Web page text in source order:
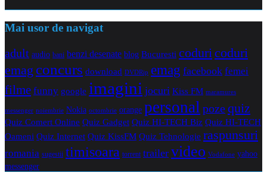
Mai usor de navigat
adult audio bani benzi desenate blog Bucuresti coduricoduri
emag concurs download DVDRip emag facebook femei
filme funny google imagini jocuri Kiss FM maramures
messenger noiembrie Nokia octombrie orange personal pozequiz
Quiz Comert Online Quiz Gadget Quiz HI-TECH Biz Quiz HI-TECH
Oameni Quiz Internet Quiz KissFM Quiz Tehnologie raspunsuri
romania sugestii timisoara torrent trailer video Vodafone yahoo
messenger